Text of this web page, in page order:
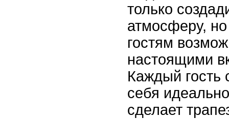
только
атмосферу,
гостям
настоящими
Каждый гость
себя
сделает